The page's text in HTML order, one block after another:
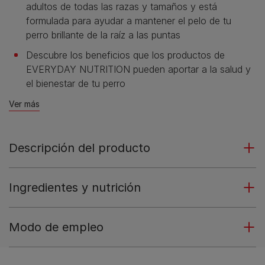
adultos de todas las razas y tamaños y está
formulada para ayudar a mantener el pelo de tu
perro brillante de la raíz a las puntas
Descubre los beneficios que los productos de
EVERYDAY NUTRITION pueden aportar a la salud y
el bienestar de tu perro
Ver más
Descripción del producto
Ingredientes y nutrición
Modo de empleo